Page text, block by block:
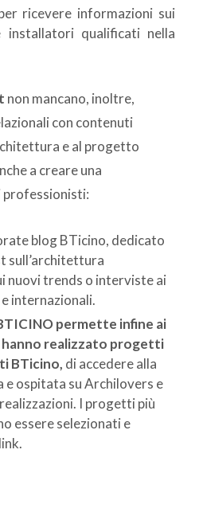
ricevere informazioni sui
qualificati nella
non mancano, inoltre,
con contenuti
e al progetto
a creare una
professionisti:
blog BTicino, dedicato
sull’architettura
nuovi trends o interviste ai
internazionali.
permette infine ai
realizzato progetti
BTicino, di accedere alla
e ospitata su Archilovers e
I progetti più
essere selezionati e